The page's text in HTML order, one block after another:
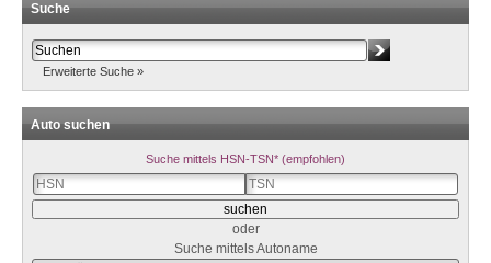
Suche
Erweiterte Suche »
Auto suchen
Suche mittels HSN-TSN* (empfohlen)
oder
Suche mittels Autoname